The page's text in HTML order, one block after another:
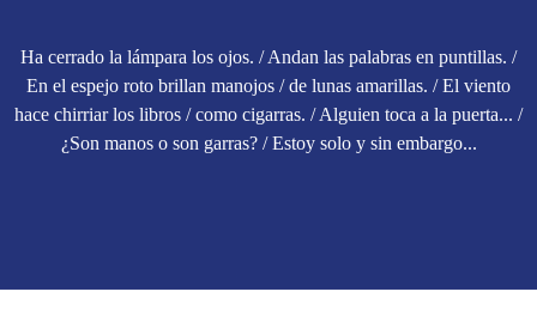
Ha cerrado la lámpara los ojos. / Andan las palabras en puntillas. /
En el espejo roto brillan manojos / de lunas amarillas. / El viento
hace chirriar los libros / como cigarras. / Alguien toca a la puerta... /
¿Son manos o son garras? / Estoy solo y sin embargo...